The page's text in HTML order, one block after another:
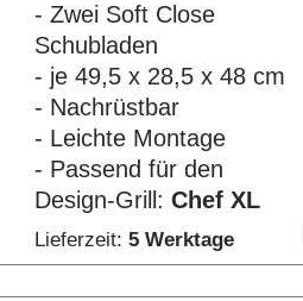
- Zwei Soft Close
Schubladen
- je 49,5 x 28,5 x 48 cm
- Nachrüstbar
- Leichte Montage
- Passend für den
Design-Grill: Chef XL
Lieferzeit: 5 Werktage